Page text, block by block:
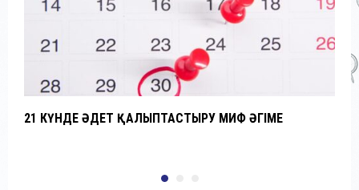
21 КҮНДЕ ӘДЕТ ҚАЛЫПТАСТЫРУ МИФ ӘҢГІМЕ